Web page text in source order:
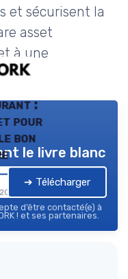
et sécurisent la
asset
à une
:
pour
bon
le livre blanc
➔ Télécharger
d’être contacté(e) à
! et ses partenaires.